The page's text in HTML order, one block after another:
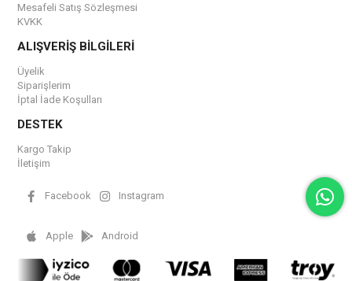
Mesafeli Satış Sözleşmesi
KVKK
ALIŞVERİŞ BİLGİLERİ
Üyelik
Siparişlerim
İptal İade Koşulları
DESTEK
Kargo Takip
İletişim
Facebook Instagram
Apple Android